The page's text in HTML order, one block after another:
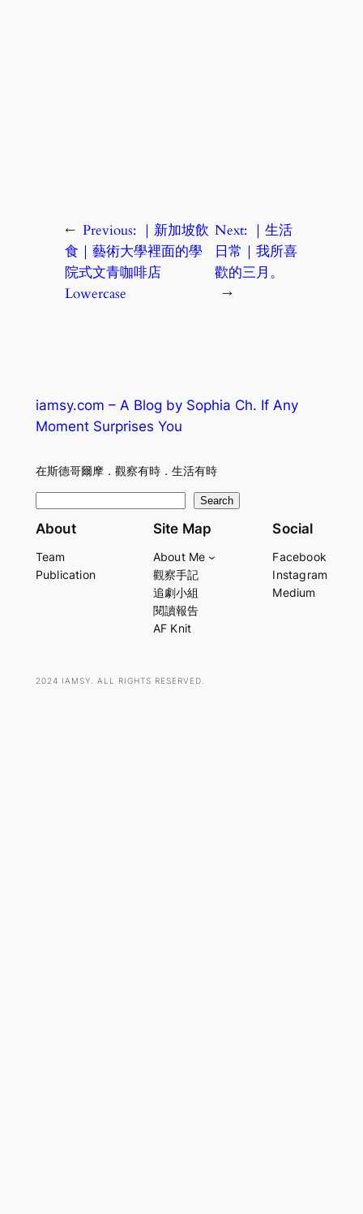
← Previous: ｜新加坡飲
食｜藝術大學裡面的學
院式文青咖啡店
Lowercase
Next: ｜生活
日常｜我所喜
歡的三月。
→
iamsy.com – A Blog by Sophia Ch. If Any
Moment Surprises You
在斯德哥爾摩．觀察有時．生活有時
e
r
Search
About
Team
Publication
Site Map
About Me
觀察手記
追劇小組
閱讀報告
AF Knit
Social
Facebook
Instagram
Medium
2024 IAMSY. ALL RIGHTS RESERVED.